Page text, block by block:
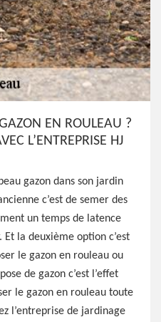
EN ROULEAU ?
L’ENTREPRISE HJ
gazon dans son jardin
c’est de semer des
un temps de latence
Et la deuxième option c’est
le gazon en rouleau ou
de gazon c’est l’effet
le gazon en rouleau toute
l’entreprise de jardinage